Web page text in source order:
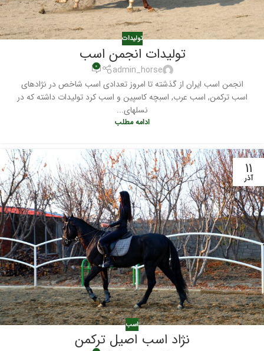
تولیدات
تولیدات انجمن اسب
admin_horse ۰
انجمن اسب ایران از گذشته تا امروز تعدادی اسب شاخص در نژادهای
اسب ترکمن, اسب عرب, اسبچه کاسپین و اسب کرد تولیدات داشته که در
نسلهای...
ادامه مطلب
۱۱
آذر
اسب
نژاد اسب اصیل ترکمن